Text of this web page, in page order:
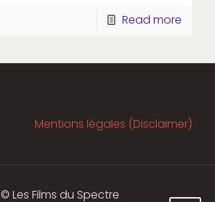
Read more
Mentions légales (Disclaimer)
© Les Films du Spectre